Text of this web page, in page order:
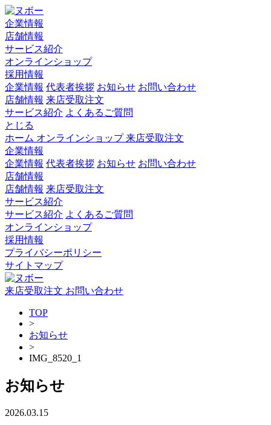
企業情報
店舗情報
サービス紹介
オンラインショップ
採用情報
企業情報 代表者挨拶 お知らせ お問い合わせ
店舗情報 来店受取注文
サービス紹介 よくあるご質問
とじる
ホーム オンラインショップ来店受取注文
企業情報
企業情報 代表者挨拶 お知らせ お問い合わせ
店舗情報
店舗情報 来店受取注文
サービス紹介
サービス紹介 よくあるご質問
オンラインショップ
採用情報
プライバシーポリシー
サイトマップ
来店受取注文 お問い合わせ
TOP
>
お知らせ
>
IMG_8520_1
お知らせ
2026.03.15